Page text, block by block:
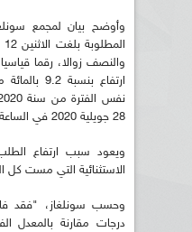
وأوضح بيان لمجمع
ارتفاع
28 جويلية 2020 في الساعة الثالثة بعد الزوال)".
ويعود سبب ارتفاع
الاستثنائية التي مست كل
درجات مقارنة بالمعدل